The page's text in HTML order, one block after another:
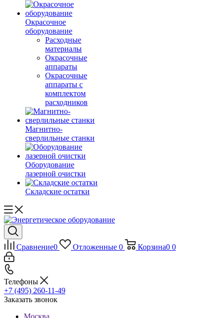
Окрасочное
оборудование
Расходные
материалы
Окрасочные
аппараты
Окрасочные
аппараты с
комплектом
расходников
Магнитно-
сверлильные станки
Оборудование
лазерной очистки
Складские остатки
Сравнение0 Отложенные 0 Корзина0 0
Телефоны
+7 (495) 260-11-49
Заказать звонок
Москва